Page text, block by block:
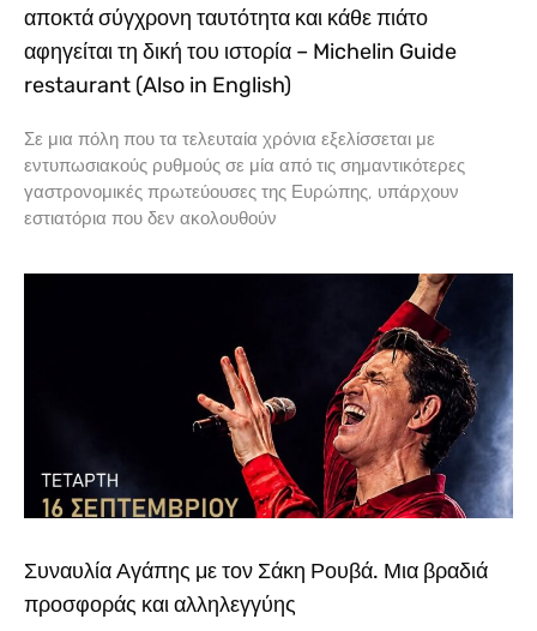
αποκτά σύγχρονη ταυτότητα και κάθε πιάτο
αφηγείται τη δική του ιστορία – Michelin Guide
restaurant (Also in English)
Σε μια πόλη που τα τελευταία χρόνια εξελίσσεται με
εντυπωσιακούς ρυθμούς σε μία από τις σημαντικότερες
γαστρονομικές πρωτεύουσες της Ευρώπης, υπάρχουν
εστιατόρια που δεν ακολουθούν
Συναυλία Αγάπης με τον Σάκη Ρουβά. Μια βραδιά
προσφοράς και αλληλεγγύης